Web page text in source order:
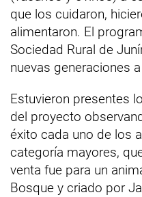
que los cuidaron,
alimentaron. El
Sociedad Rural de
nuevas generaciones
Estuvieron presentes
del proyecto
éxito cada uno de los
categoría mayores,
venta fue para un
Bosque y criado por